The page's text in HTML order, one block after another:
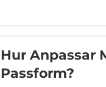
Hur Anpassar
Passform?